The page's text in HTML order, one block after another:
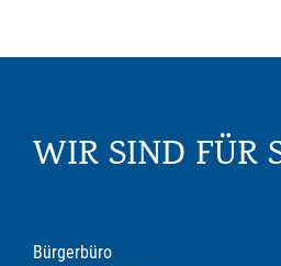
WIR SIND FÜR
Bürgerbüro